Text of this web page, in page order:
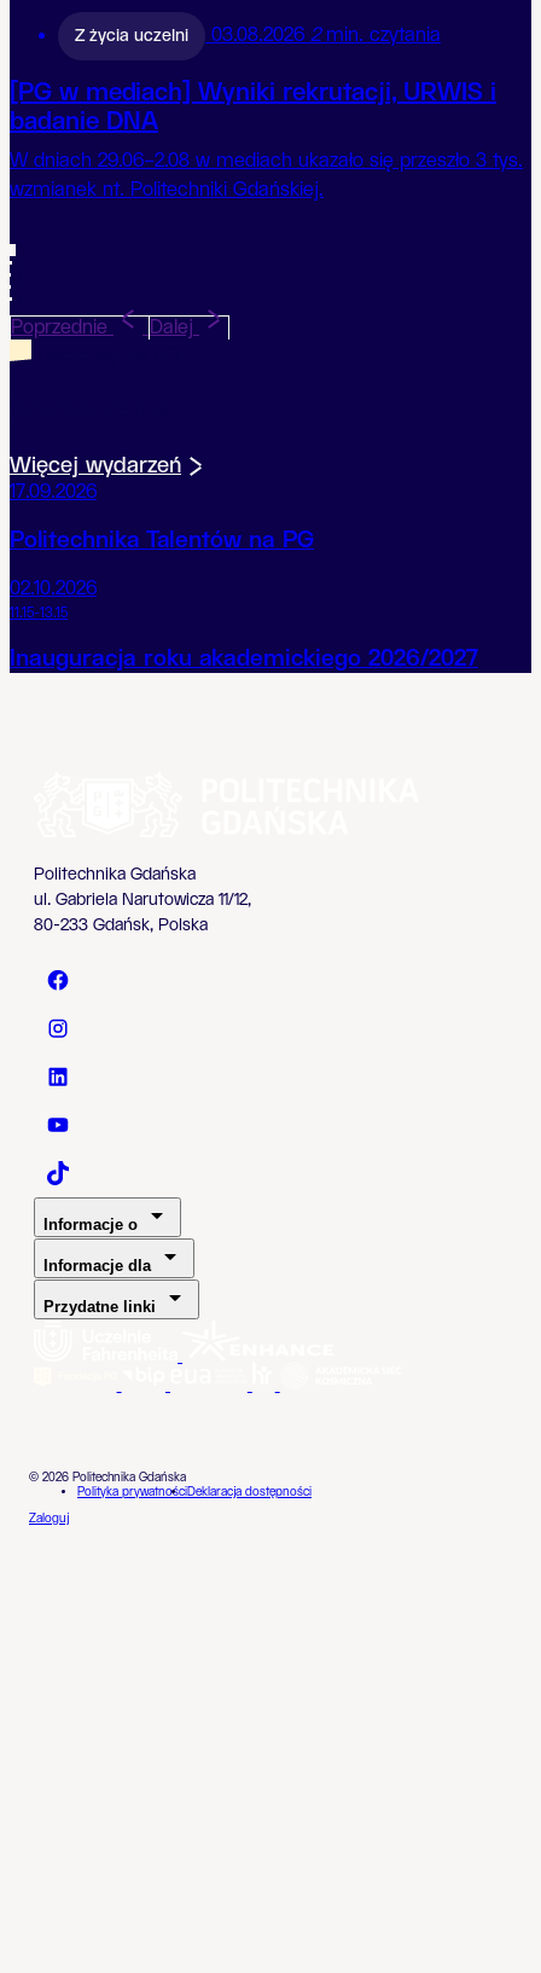
Z życia uczelni 03.08.2026 2min. czytania
[PG w mediach] Wyniki rekrutacji, URWIS i
badanie DNA
W dniach 29.06–2.08 w mediach ukazało się przeszło 3 tys.
wzmianek nt. Politechniki Gdańskiej.
2
Poprzednie
Dalej
Więcej wydarzeń
17.09.2026
Politechnika Talentów na PG
02.10.2026
11.15-13.15
Inauguracja roku akademickiego 2026/2027
Politechnika Gdańska
ul. Gabriela Narutowicza 11/12,
80-233 Gdańsk, Polska
Politechnika Gdańska - Facebook
Politechnika Gdańska - Instagram
Politechnika Gdańska - LinkedIn
Politechnika Gdańska - YouTube
Politechnika Gdańska - TaikTok
Informacje o
Informacje dla
Przydatne linki
© 2026 Politechnika Gdańska
Polityka prywatnościDeklaracja dostępności
Zaloguj